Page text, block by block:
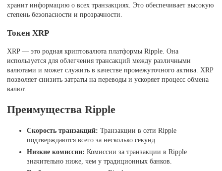
хранит информацию о всех транзакциях. Это обеспечивает высокую
степень безопасности и прозрачности.
Токен XRP
XRP — это родная криптовалюта платформы Ripple. Она
используется для облегчения трансакций между различными
валютами и может служить в качестве промежуточного актива. XRP
позволяет снизить затраты на переводы и ускоряет процесс обмена
валют.
Преимущества Ripple
Скорость транзакций: Транзакции в сети Ripple
подтверждаются всего за несколько секунд.
Низкие комиссии: Комиссии за транзакции в Ripple
значительно ниже, чем у традиционных банков.